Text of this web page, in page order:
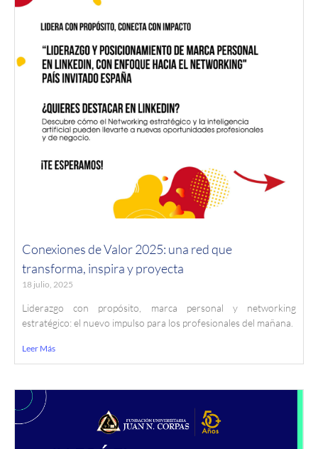
Conexiones de Valor 2025: una red que
transforma, inspira y proyecta
18 julio, 2025
Liderazgo con propósito, marca personal y networking
estratégico: el nuevo impulso para los profesionales del mañana.
Leer Más